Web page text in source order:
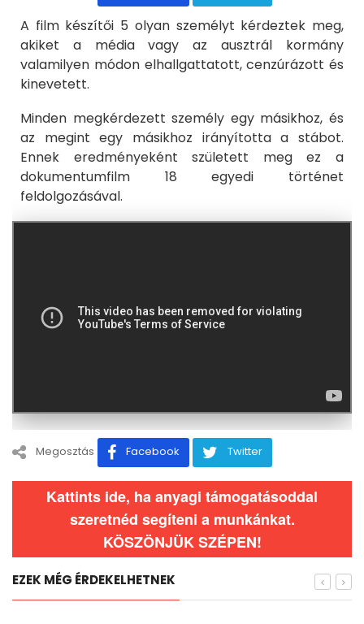
A film készítői 5 olyan személyt kérdeztek meg,
akiket a média vagy az ausztrál kormány
valamilyen módon elhallgattatott, cenzúrázott és
kinevetett.
Minden megkérdezett személy egy másikhoz, és
az megint egy másikhoz irányította a stábot.
Ennek eredményeként született meg ez a
dokumentumfilm 18 egyedi történet
feldolgozásával.
Megosztás Facebook Twitter
Kattints ide, ha anyagi támogatásoddal
szeretnéd segíteni a munkánkat.
KÖSZÖNJÜK SZÉPEN!
EZEK MÉG ÉRDEKELHETNEK